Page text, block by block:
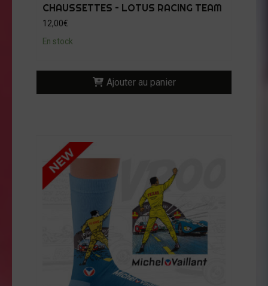
CHAUSSETTES – LOTUS RACING TEAM
12,00€
En stock
Ajouter au panier